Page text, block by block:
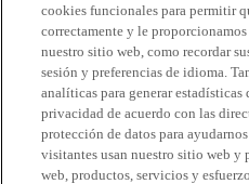
cookies funcionales para permitir
correctamente y le
nuestro sitio web, como recordar
sesión y preferencias de idioma.
analíticas para generar estadísticas
privacidad de acuerdo con las
protección de datos para
visitantes usan nuestro sitio web y
web, productos, servicios y